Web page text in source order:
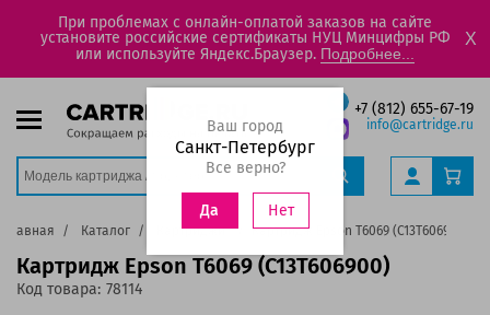
При проблемах с онлайн-оплатой заказов на сайте
установите российские сертификаты НУЦ Минцифры РФ
или используйте Яндекс.Браузер. Подробнее...
X
+7 (812) 655-67-19
info@cartridge.ru
Ваш город
Санкт-Петербург
Все верно?
Да Нет
Главная Каталог Картриджи Картридж Epson T6069 (C13T606900)
Картридж Epson T6069 (C13T606900)
Код товара: 78114